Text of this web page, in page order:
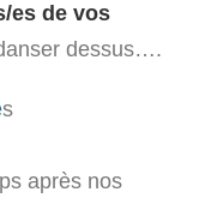
es de vos
dessus….
s
après nos